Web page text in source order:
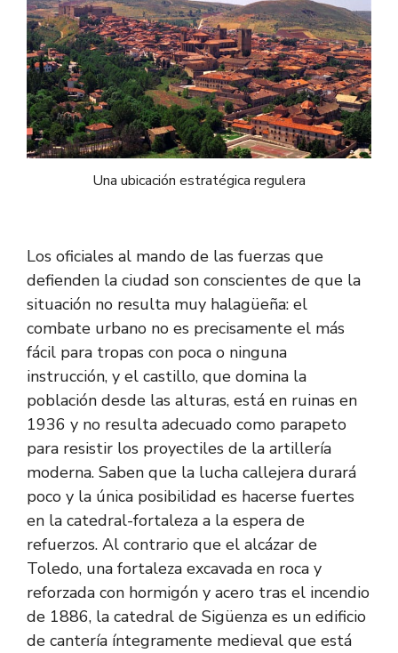
Una ubicación estratégica regulera
Los oficiales al mando de las fuerzas que
defienden la ciudad son conscientes de que la
situación no resulta muy halagüeña: el
combate urbano no es precisamente el más
fácil para tropas con poca o ninguna
instrucción, y el castillo, que domina la
población desde las alturas, está en ruinas en
1936 y no resulta adecuado como parapeto
para resistir los proyectiles de la artillería
moderna. Saben que la lucha callejera durará
poco y la única posibilidad es hacerse fuertes
en la catedral-fortaleza a la espera de
refuerzos. Al contrario que el alcázar de
Toledo, una fortaleza excavada en roca y
reforzada con hormigón y acero tras el incendio
de 1886, la catedral de Sigüenza es un edificio
de cantería íntegramente medieval que está